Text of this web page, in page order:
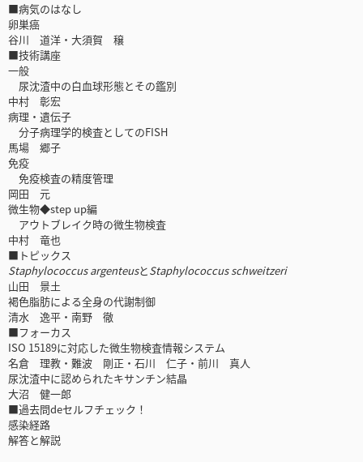
■病気のはなし
卵巣癌
谷川 道洋・大須賀 穣
■技術講座
一般
尿沈渣中の白血球形態とその鑑別
中村 彰宏
病理・遺伝子
分子病理学的検査としてのFISH
馬場 郷子
免疫
免疫検査の精度管理
岡田 元
微生物◆step up編
アウトブレイク時の微生物検査
中村 竜也
■トピックス
Staphylococcus argenteusとStaphylococcus schweitzeri
山田 景土
褐色脂肪による全身の代謝制御
清水 逸平・南野 徹
■フォーカス
ISO 15189に対応した微生物検査情報システム
名倉 理教・難波 剛正・石川 仁子・前川 真人
尿沈渣中に認められたキサンチン結晶
大沼 健一郎
■過去問deセルフチェック！
感染経路
解答と解説